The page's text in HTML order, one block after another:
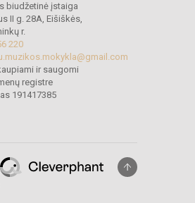
biudžetinė įstaiga
II g. 28A, Eišiškės,
r.
220
ir saugomi
registre
191417385